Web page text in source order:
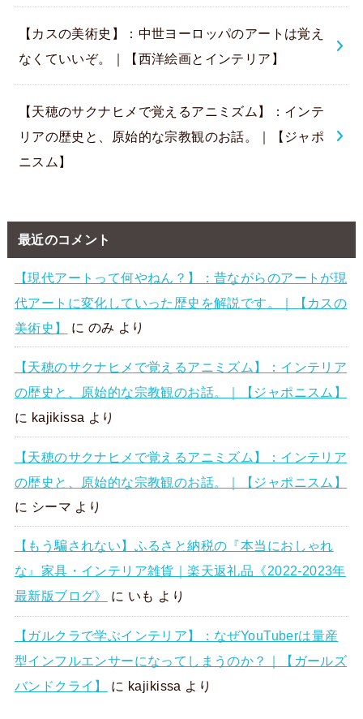
【カスの美術史】：中世ヨーロッパのアートは覚え
なくていいぞ。｜【西洋絵画とインテリア】
【天穂のサクナヒメで覚えるアニミズム】：インテ
リアの歴史と、原始的な宗教観のお話。｜【ジャポ
ニスム】
最近のコメント
【現代アートって何やねん？】：昔ながらのアートが現
代アートに変化していった歴史を解説です。｜【カスの
美術史】
に のみ より
【天穂のサクナヒメで覚えるアニミズム】：インテリア
の歴史と、原始的な宗教観のお話。｜【ジャポニスム】
に kajikissa より
【天穂のサクナヒメで覚えるアニミズム】：インテリア
の歴史と、原始的な宗教観のお話。｜【ジャポニスム】
に シーマ より
【もう騙されない】ふるさと納税の『本当におしゃれ
な』家具・インテリア雑貨｜楽天返礼品《2022-2023年
最新版ブログ》
に いも より
【ガルクラで学ぶインテリア】：なぜYouTuberは量産
型インフルエンサーになってしまうのか？｜【ガールズ
バンドクライ】
に kajikissa より